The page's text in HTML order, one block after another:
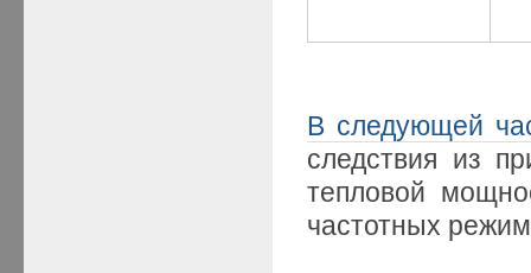
В следующей
следствия из
тепловой
частотных